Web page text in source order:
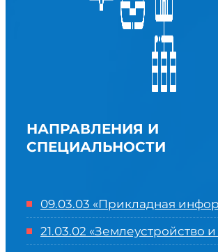
НАПРАВЛЕНИЯ И
СПЕЦИАЛЬНОСТИ
09.03.03 «Прикладная
21.03.02 «Землеустройство